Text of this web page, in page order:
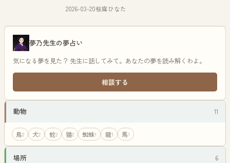
の対処法も。
2026-03-20桜庭ひなた
夢乃先生の夢占い
気になる夢を見た？ 先生に話してみて。あなたの夢を読み解くわよ。
相談する
動物 11
鳥2 犬2 蛇2 猫2 蜘蛛1 龍1 馬1
場所 6